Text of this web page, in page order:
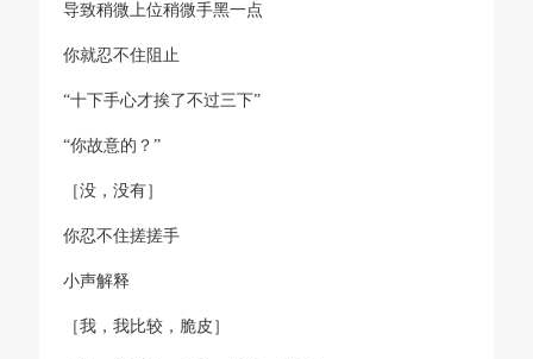
导致稍微上位稍微手黑一点
你就忍不住阻止
“十下手心才挨了不过三下”
“你故意的？”
［没，没有］
你忍不住搓搓手
小声解释
［我，我比较，脆皮］